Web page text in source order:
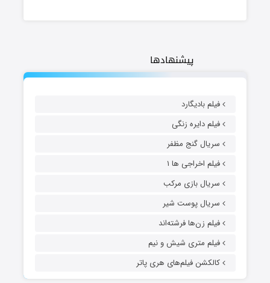
پیشنهادها
فیلم بادیگارد
فیلم دایره زنگی
سریال گنج مظفر
فیلم اخراجی ها ۱
سریال بازی مرکب
سریال پوست شیر
فیلم زن‌ها فرشته‌اند
فیلم متری شیش و نیم
کالکشن فیلم‌های هری پاتر